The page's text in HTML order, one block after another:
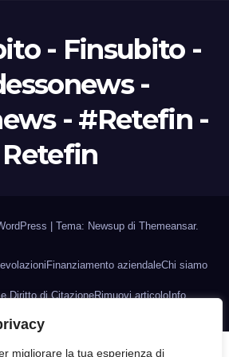
migliorare la tua esperienza di
- Finsubito -
-
- #Retefin -
Retefin
Tema: Newsup di Themeansar.
Finanziamento aziendaleChi siamo
Diritto di CitazioneRimuovi articoloInfo